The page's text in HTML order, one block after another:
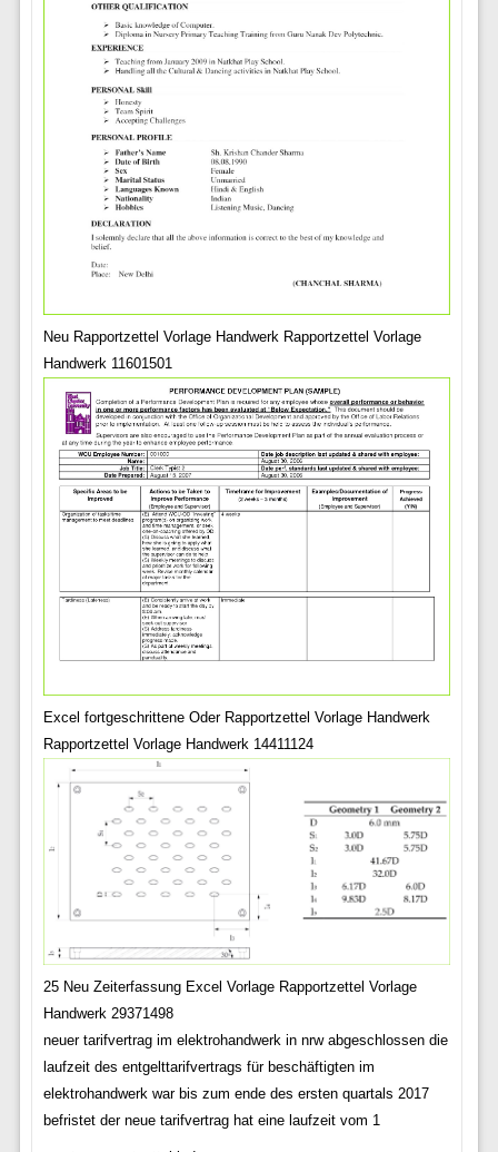
Neu Rapportzettel Vorlage Handwerk Rapportzettel Vorlage
Handwerk 11601501
Excel fortgeschrittene Oder Rapportzettel Vorlage Handwerk
Rapportzettel Vorlage Handwerk 14411124
25 Neu Zeiterfassung Excel Vorlage Rapportzettel Vorlage
Handwerk 29371498
neuer tarifvertrag im elektrohandwerk in nrw abgeschlossen die
laufzeit des entgelttarifvertrags für beschäftigten im
elektrohandwerk war bis zum ende des ersten quartals 2017
befristet der neue tarifvertrag hat eine laufzeit vom 1